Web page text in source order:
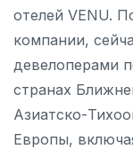
отелей VENU.
компании,
девелоперами
странах
Азиатско-
Европы,